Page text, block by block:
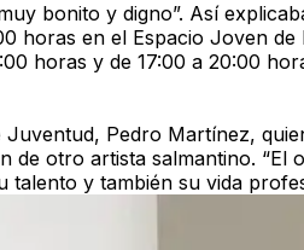
bonito y digno”. Así
horas en el Espacio Joven de
horas y de 17:00 a 20:00
Juventud, Pedro Martínez,
otro artista salmantino.
talento y también su vida